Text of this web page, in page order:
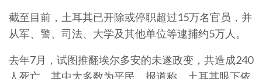
截至目前，土耳其已开除或停职超过15万名官员，并
从军、警、司法、大学及其他单位等逮捕约5万人。
去年7月，试图推翻埃尔多安的未遂政变，共造成240
人死亡，其中大多数为平民。报道称，土耳其眼下依